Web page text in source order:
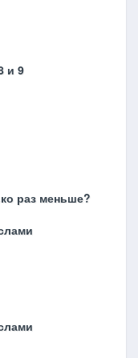
и 9
раз меньше?